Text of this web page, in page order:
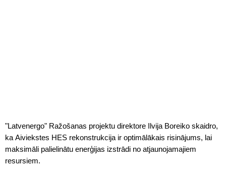
"Latvenergo" Ražošanas projektu direktore Ilvija Boreiko skaidro,
ka Aiviekstes HES rekonstrukcija ir optimālākais risinājums, lai
maksimāli palielinātu enerģijas izstrādi no atjaunojamajiem
resursiem.